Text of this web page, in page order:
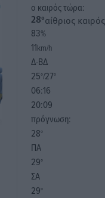
o καιρός τώρα:
28°αίθριος καιρός
83%
11km/h
Δ-ΒΔ
25°/27°
06:16
20:09
πρόγνωση:
28°
ΠΑ
29°
ΣΑ
29°